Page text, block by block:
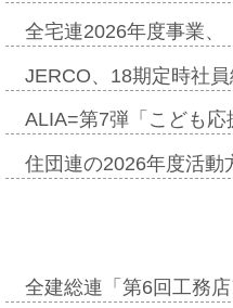
全宅連2026年度事業
JERCO、18期定時社
ALIA=第7弾「こども
住団連の2026年度活
全建総連「第6回工務